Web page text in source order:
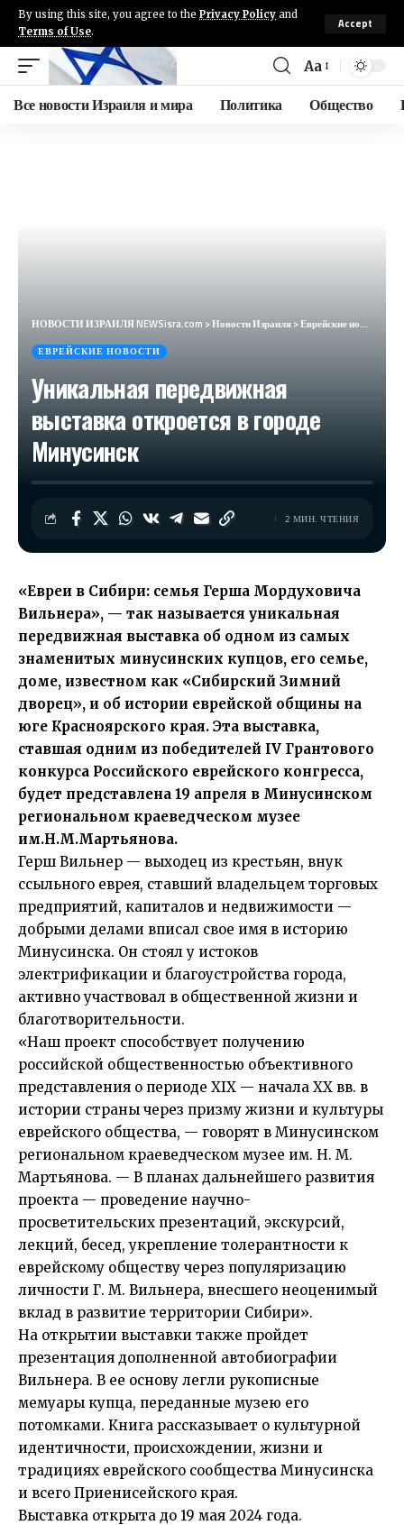
By using this site, you agree to the Privacy Policy and
Terms of Use.
Accept
Aa
Все новости Израиля и мира Политика Общество
НОВОСТИ ИЗРАИЛЯ NEWSisra.com >Новости Израиля>Еврейские новости
ЕВРЕЙСКИЕ НОВОСТИ
Уникальная передвижная
выставка откроется в городе
Минусинск
2 МИН. ЧТЕНИЯ
«Евреи в Сибири: семья Герша Мордуховича
Вильнера», — так называется уникальная
передвижная выставка об одном из самых
знаменитых минусинских купцов, его семье,
доме, известном как «Сибирский Зимний
дворец», и об истории еврейской общины на
юге Красноярского края. Эта выставка,
ставшая одним из победителей IV Грантового
конкурса Российского еврейского конгресса,
будет представлена 19 апреля в Минусинском
региональном краеведческом музее
им.Н.М.Мартьянова.
Герш Вильнер — выходец из крестьян, внук
ссыльного еврея, ставший владельцем торговых
предприятий, капиталов и недвижимости —
добрыми делами вписал свое имя в историю
Минусинска. Он стоял у истоков
электрификации и благоустройства города,
активно участвовал в общественной жизни и
благотворительности.
«Наш проект способствует получению
российской общественностью объективного
представления о периоде XIX — начала XX вв. в
истории страны через призму жизни и культуры
еврейского общества, — говорят в Минусинском
региональном краеведческом музее им. Н. М.
Мартьянова. — В планах дальнейшего развития
проекта — проведение научно-
просветительских презентаций, экскурсий,
лекций, бесед, укрепление толерантности к
еврейскому обществу через популяризацию
личности Г. М. Вильнера, внесшего неоценимый
вклад в развитие территории Сибири».
На открытии выставки также пройдет
презентация дополненной автобиографии
Вильнера. В ее основу легли рукописные
мемуары купца, переданные музею его
потомками. Книга рассказывает о культурной
идентичности, происхождении, жизни и
традициях еврейского сообщества Минусинска
и всего Приенисейского края.
Выставка открыта до 19 мая 2024 года.